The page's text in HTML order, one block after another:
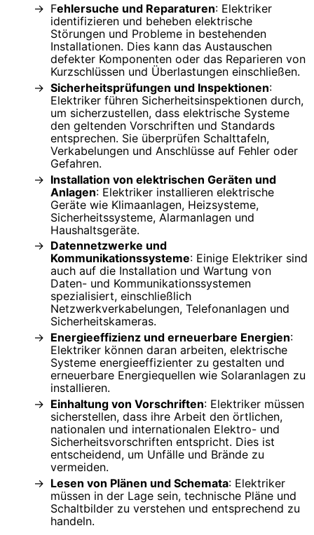
Fehlersuche und Reparaturen: Elektriker
identifizieren und beheben elektrische
Störungen und Probleme in bestehenden
Installationen. Dies kann das Austauschen
defekter Komponenten oder das Reparieren von
Kurzschlüssen und Überlastungen einschließen.
Sicherheitsprüfungen und Inspektionen:
Elektriker führen Sicherheitsinspektionen durch,
um sicherzustellen, dass elektrische Systeme
den geltenden Vorschriften und Standards
entsprechen. Sie überprüfen Schalttafeln,
Verkabelungen und Anschlüsse auf Fehler oder
Gefahren.
Installation von elektrischen Geräten und
Anlagen: Elektriker installieren elektrische
Geräte wie Klimaanlagen, Heizsysteme,
Sicherheitssysteme, Alarmanlagen und
Haushaltsgeräte.
Datennetzwerke und
Kommunikationssysteme: Einige Elektriker sind
auch auf die Installation und Wartung von
Daten- und Kommunikationssystemen
spezialisiert, einschließlich
Netzwerkverkabelungen, Telefonanlagen und
Sicherheitskameras.
Energieeffizienz und erneuerbare Energien:
Elektriker können daran arbeiten, elektrische
Systeme energieeffizienter zu gestalten und
erneuerbare Energiequellen wie Solaranlagen zu
installieren.
Einhaltung von Vorschriften: Elektriker müssen
sicherstellen, dass ihre Arbeit den örtlichen,
nationalen und internationalen Elektro- und
Sicherheitsvorschriften entspricht. Dies ist
entscheidend, um Unfälle und Brände zu
vermeiden.
Lesen von Plänen und Schemata: Elektriker
müssen in der Lage sein, technische Pläne und
Schaltbilder zu verstehen und entsprechend zu
handeln.